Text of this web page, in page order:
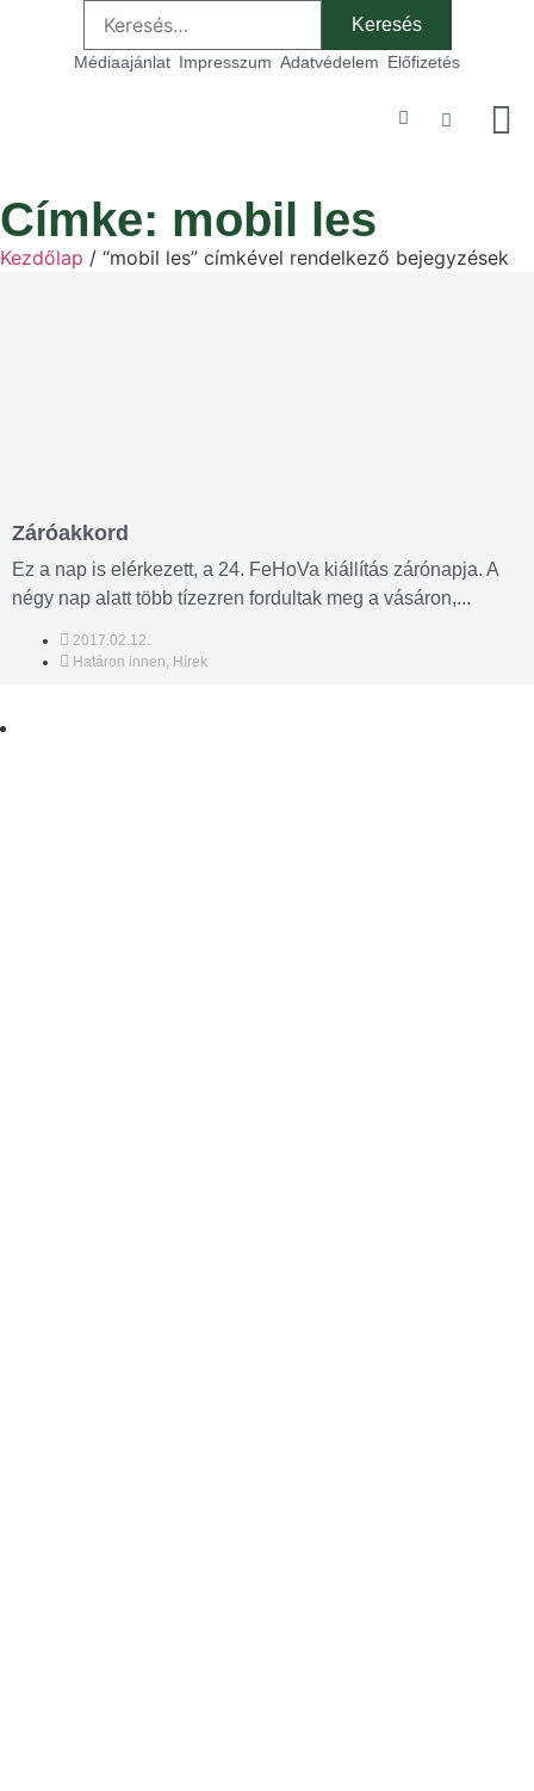
Médiaajánlat Impresszum Adatvédelem Előfizetés
Címke: mobil les
Kezdőlap / “mobil les” címkével rendelkező bejegyzések
Záróakkord
Ez a nap is elérkezett, a 24. FeHoVa kiállítás zárónapja. A
négy nap alatt több tízezren fordultak meg a vásáron,...
2017.02.12.
Határon innen, Hírek